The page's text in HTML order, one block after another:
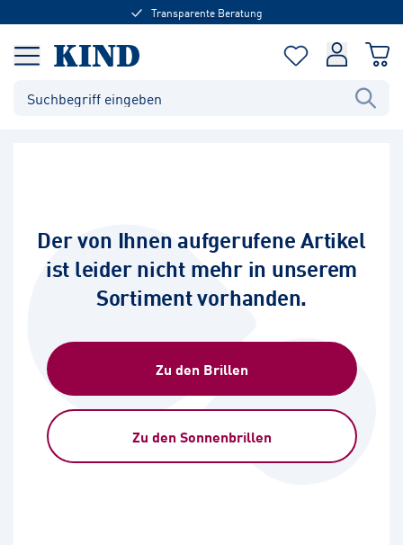
Transparente Beratung
Der von Ihnen aufgerufene Artikel
ist leider nicht mehr in unserem
Sortiment vorhanden.
Zu den Brillen
Zu den Sonnenbrillen